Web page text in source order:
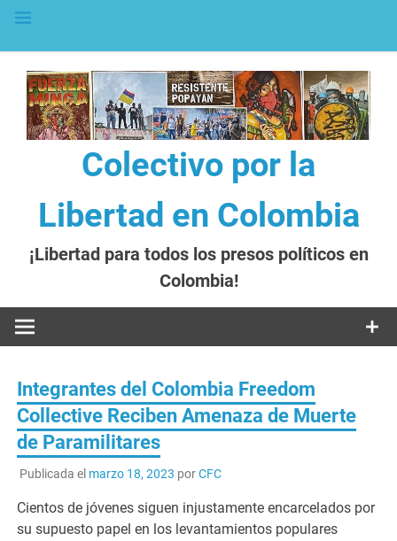
Colectivo por la
Libertad en Colombia
¡Libertad para todos los presos políticos en
Colombia!
Integrantes del Colombia Freedom
Collective Reciben Amenaza de Muerte
de Paramilitares
Publicada el marzo 18, 2023 porCFC
Cientos de jóvenes siguen injustamente encarcelados por
su supuesto papel en los levantamientos populares